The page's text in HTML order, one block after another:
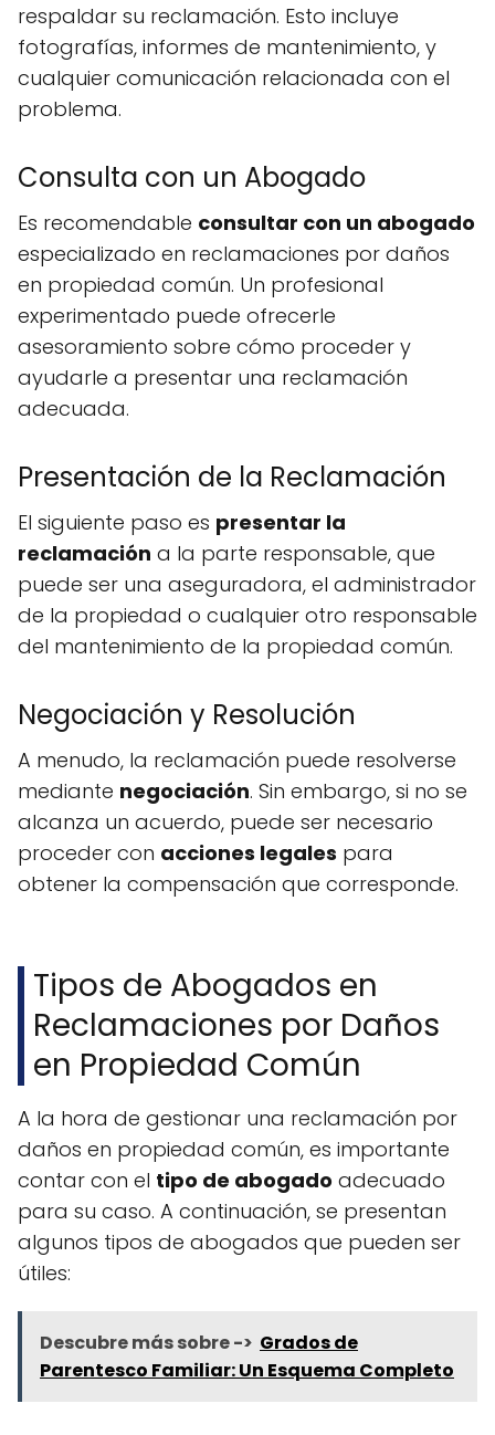
respaldar su reclamación. Esto incluye
fotografías, informes de mantenimiento, y
cualquier comunicación relacionada con el
problema.
Consulta con un Abogado
Es recomendable consultar con un abogado
especializado en reclamaciones por daños
en propiedad común. Un profesional
experimentado puede ofrecerle
asesoramiento sobre cómo proceder y
ayudarle a presentar una reclamación
adecuada.
Presentación de la Reclamación
El siguiente paso es presentar la
reclamación a la parte responsable, que
puede ser una aseguradora, el administrador
de la propiedad o cualquier otro responsable
del mantenimiento de la propiedad común.
Negociación y Resolución
A menudo, la reclamación puede resolverse
mediante negociación. Sin embargo, si no se
alcanza un acuerdo, puede ser necesario
proceder con acciones legales para
obtener la compensación que corresponde.
Tipos de Abogados en
Reclamaciones por Daños
en Propiedad Común
A la hora de gestionar una reclamación por
daños en propiedad común, es importante
contar con el tipo de abogado adecuado
para su caso. A continuación, se presentan
algunos tipos de abogados que pueden ser
útiles:
Descubre más sobre -> Grados de
Parentesco Familiar: Un Esquema Completo